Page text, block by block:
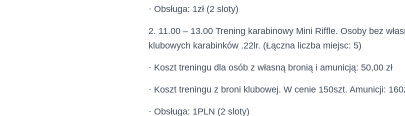
· Obsługa: 1zł (2 sloty)
2. 11.00 – 13.00 Trening karabinowy Mini Riffle. Osoby bez
klubowych karabinków .22lr. (Łączna liczba miejsc: 5)
· Koszt treningu dla osób z własną bronią i amunicją: 50,00 zł
· Koszt treningu z broni klubowej. W cenie 150szt. Amunicji:
· Obsługa: 1PLN (2 sloty)